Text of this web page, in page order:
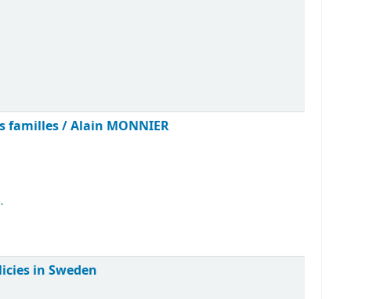
familles /Alain MONNIER
in Sweden